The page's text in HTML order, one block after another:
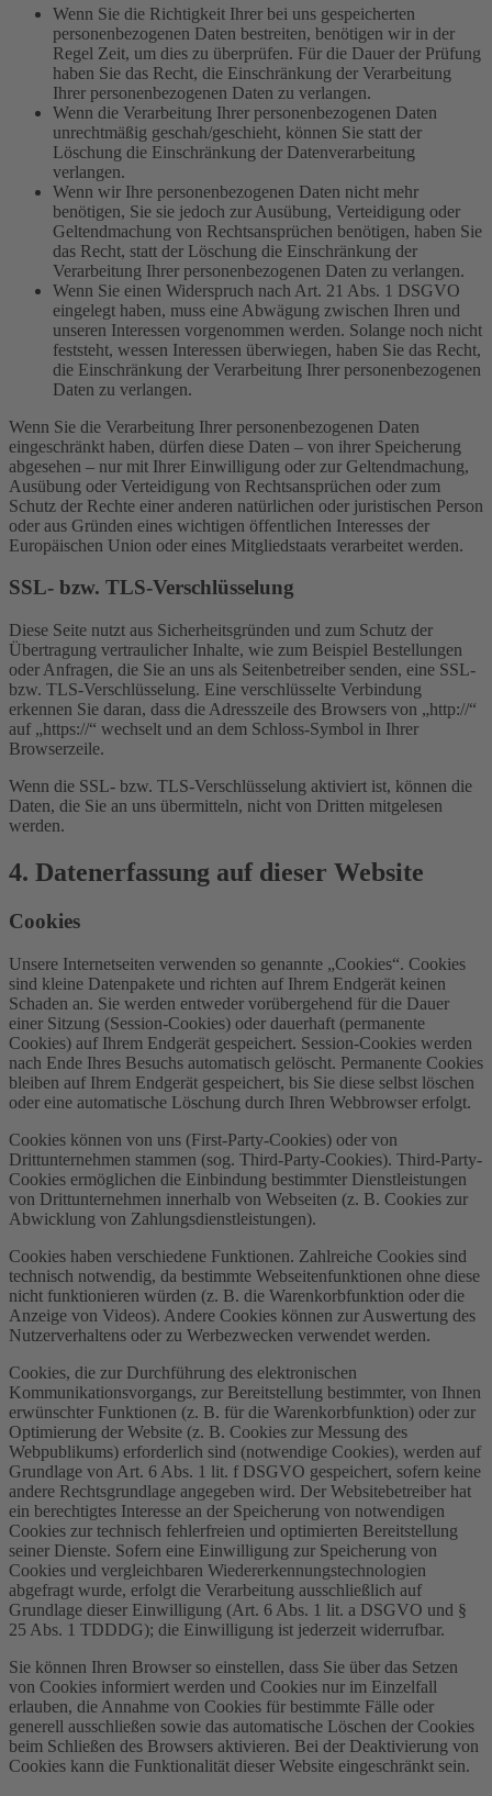
Wenn Sie die Richtigkeit Ihrer bei uns gespeicherten
personenbezogenen Daten bestreiten, benötigen wir in der
Regel Zeit, um dies zu überprüfen. Für die Dauer der Prüfung
haben Sie das Recht, die Einschränkung der Verarbeitung
Ihrer personenbezogenen Daten zu verlangen.
Wenn die Verarbeitung Ihrer personenbezogenen Daten
unrechtmäßig geschah/geschieht, können Sie statt der
Löschung die Einschränkung der Datenverarbeitung
verlangen.
Wenn wir Ihre personenbezogenen Daten nicht mehr
benötigen, Sie sie jedoch zur Ausübung, Verteidigung oder
Geltendmachung von Rechtsansprüchen benötigen, haben Sie
das Recht, statt der Löschung die Einschränkung der
Verarbeitung Ihrer personenbezogenen Daten zu verlangen.
Wenn Sie einen Widerspruch nach Art. 21 Abs. 1 DSGVO
eingelegt haben, muss eine Abwägung zwischen Ihren und
unseren Interessen vorgenommen werden. Solange noch nicht
feststeht, wessen Interessen überwiegen, haben Sie das Recht,
die Einschränkung der Verarbeitung Ihrer personenbezogenen
Daten zu verlangen.
Wenn Sie die Verarbeitung Ihrer personenbezogenen Daten
eingeschränkt haben, dürfen diese Daten – von ihrer Speicherung
abgesehen – nur mit Ihrer Einwilligung oder zur Geltendmachung,
Ausübung oder Verteidigung von Rechtsansprüchen oder zum
Schutz der Rechte einer anderen natürlichen oder juristischen Person
oder aus Gründen eines wichtigen öffentlichen Interesses der
Europäischen Union oder eines Mitgliedstaats verarbeitet werden.
SSL- bzw. TLS-Verschlüsselung
Diese Seite nutzt aus Sicherheitsgründen und zum Schutz der
Übertragung vertraulicher Inhalte, wie zum Beispiel Bestellungen
oder Anfragen, die Sie an uns als Seitenbetreiber senden, eine SSL-
bzw. TLS-Verschlüsselung. Eine verschlüsselte Verbindung
erkennen Sie daran, dass die Adresszeile des Browsers von „http://“
auf „https://“ wechselt und an dem Schloss-Symbol in Ihrer
Browserzeile.
Wenn die SSL- bzw. TLS-Verschlüsselung aktiviert ist, können die
Daten, die Sie an uns übermitteln, nicht von Dritten mitgelesen
werden.
4. Datenerfassung auf dieser Website
Cookies
Unsere Internetseiten verwenden so genannte „Cookies“. Cookies
sind kleine Datenpakete und richten auf Ihrem Endgerät keinen
Schaden an. Sie werden entweder vorübergehend für die Dauer
einer Sitzung (Session-Cookies) oder dauerhaft (permanente
Cookies) auf Ihrem Endgerät gespeichert. Session-Cookies werden
nach Ende Ihres Besuchs automatisch gelöscht. Permanente Cookies
bleiben auf Ihrem Endgerät gespeichert, bis Sie diese selbst löschen
oder eine automatische Löschung durch Ihren Webbrowser erfolgt.
Cookies können von uns (First-Party-Cookies) oder von
Drittunternehmen stammen (sog. Third-Party-Cookies). Third-Party-
Cookies ermöglichen die Einbindung bestimmter Dienstleistungen
von Drittunternehmen innerhalb von Webseiten (z. B. Cookies zur
Abwicklung von Zahlungsdienstleistungen).
Cookies haben verschiedene Funktionen. Zahlreiche Cookies sind
technisch notwendig, da bestimmte Webseitenfunktionen ohne diese
nicht funktionieren würden (z. B. die Warenkorbfunktion oder die
Anzeige von Videos). Andere Cookies können zur Auswertung des
Nutzerverhaltens oder zu Werbezwecken verwendet werden.
Cookies, die zur Durchführung des elektronischen
Kommunikationsvorgangs, zur Bereitstellung bestimmter, von Ihnen
erwünschter Funktionen (z. B. für die Warenkorbfunktion) oder zur
Optimierung der Website (z. B. Cookies zur Messung des
Webpublikums) erforderlich sind (notwendige Cookies), werden auf
Grundlage von Art. 6 Abs. 1 lit. f DSGVO gespeichert, sofern keine
andere Rechtsgrundlage angegeben wird. Der Websitebetreiber hat
ein berechtigtes Interesse an der Speicherung von notwendigen
Cookies zur technisch fehlerfreien und optimierten Bereitstellung
seiner Dienste. Sofern eine Einwilligung zur Speicherung von
Cookies und vergleichbaren Wiedererkennungstechnologien
abgefragt wurde, erfolgt die Verarbeitung ausschließlich auf
Grundlage dieser Einwilligung (Art. 6 Abs. 1 lit. a DSGVO und §
25 Abs. 1 TDDDG); die Einwilligung ist jederzeit widerrufbar.
Sie können Ihren Browser so einstellen, dass Sie über das Setzen
von Cookies informiert werden und Cookies nur im Einzelfall
erlauben, die Annahme von Cookies für bestimmte Fälle oder
generell ausschließen sowie das automatische Löschen der Cookies
beim Schließen des Browsers aktivieren. Bei der Deaktivierung von
Cookies kann die Funktionalität dieser Website eingeschränkt sein.